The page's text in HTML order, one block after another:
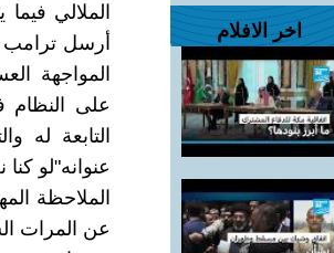
اخر الافلام
الملالي
أرسل ترامب
المواجهة
على النظام
التابعة له
عنوانه"لو
الملاحظة
عن المرات